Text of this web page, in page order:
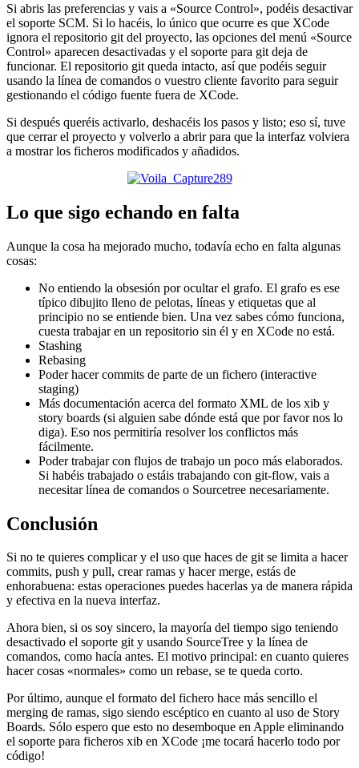
Si abris las preferencias y vais a «Source Control», podéis desactivar
el soporte SCM. Si lo hacéis, lo único que ocurre es que XCode
ignora el repositorio git del proyecto, las opciones del menú «Source
Control» aparecen desactivadas y el soporte para git deja de
funcionar. El repositorio git queda intacto, así que podéis seguir
usando la línea de comandos o vuestro cliente favorito para seguir
gestionando el código fuente fuera de XCode.
Si después queréis activarlo, deshacéis los pasos y listo; eso sí, tuve
que cerrar el proyecto y volverlo a abrir para que la interfaz volviera
a mostrar los ficheros modificados y añadidos.
Lo que sigo echando en falta
Aunque la cosa ha mejorado mucho, todavía echo en falta algunas
cosas:
No entiendo la obsesión por ocultar el grafo. El grafo es ese
típico dibujito lleno de pelotas, líneas y etiquetas que al
principio no se entiende bien. Una vez sabes cómo funciona,
cuesta trabajar en un repositorio sin él y en XCode no está.
Stashing
Rebasing
Poder hacer commits de parte de un fichero (interactive
staging)
Más documentación acerca del formato XML de los xib y
story boards (si alguien sabe dónde está que por favor nos lo
diga). Eso nos permitiría resolver los conflictos más
fácilmente.
Poder trabajar con flujos de trabajo un poco más elaborados.
Si habéis trabajado o estáis trabajando con git-flow, vais a
necesitar línea de comandos o Sourcetree necesariamente.
Conclusión
Si no te quieres complicar y el uso que haces de git se limita a hacer
commits, push y pull, crear ramas y hacer merge, estás de
enhorabuena: estas operaciones puedes hacerlas ya de manera rápida
y efectiva en la nueva interfaz.
Ahora bien, si os soy sincero, la mayoría del tiempo sigo teniendo
desactivado el soporte git y usando SourceTree y la línea de
comandos, como hacía antes. El motivo principal: en cuanto quieres
hacer cosas «normales» como un rebase, se te queda corto.
Por último, aunque el formato del fichero hace más sencillo el
merging de ramas, sigo siendo escéptico en cuanto al uso de Story
Boards. Sólo espero que esto no desemboque en Apple eliminando
el soporte para ficheros xib en XCode ¡me tocará hacerlo todo por
código!